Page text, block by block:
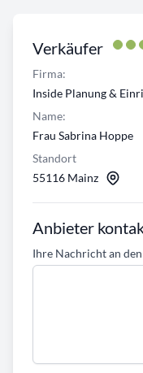
Verkäufer
Firma:
Inside Planung &
Name:
Frau Sabrina Hoppe
Standort
55116 Mainz
Anbieter
Ihre Nachricht an